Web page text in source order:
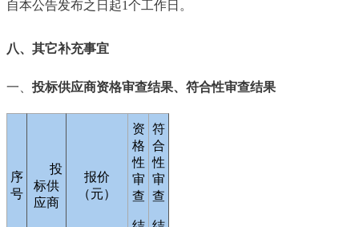
自本公告发布之日起1个工作日。
八、其它补充事宜
一、 投标供应商资格审查结果、符合性审查结果
序
号
投
标供
应商
报价
（元）
资
格
性
审
查
符
合
性
审
查